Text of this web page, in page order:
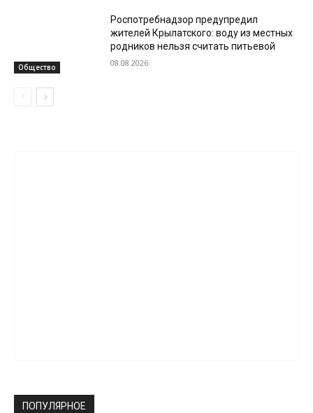
Общество
Роспотребнадзор предупредил
жителей Крылатского: воду из местных
родников нельзя считать питьевой
08.08.2026
ПОПУЛЯРНОЕ